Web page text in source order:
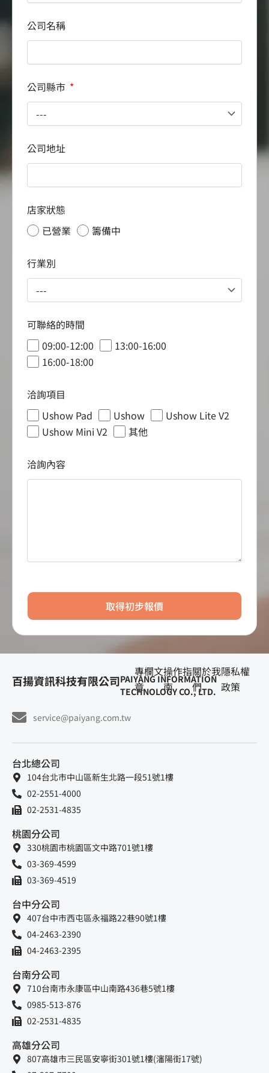
公司名稱
公司縣市
公司地址
店家狀態
已營業
籌備中
行業別
可聯絡的時間
09:00-12:00
13:00-16:00
16:00-18:00
洽詢項目
Ushow Pad
Ushow
Ushow Lite V2
Ushow Mini V2
其他
洽詢內容
取得初步報價
百揚資訊科技有限公司PAIYANG INFORMATION
TECHNOLOGY CO., LTD.
專欄文
章
操作指
南
關於我
們
隱私權
政策
service@paiyang.com.tw
台北總公司
104台北市中山區新生北路一段51號1樓
02-2551-4000
02-2531-4835
桃園分公司
330桃園市桃園區文中路701號1樓
03-369-4599
03-369-4519
台中分公司
407台中市西屯區永福路22巷90號1樓
04-2463-2390
04-2463-2395
台南分公司
710台南市永康區中山南路436巷5號1樓
0985-513-876
02-2531-4835
高雄分公司
807高雄市三民區安寧街301號1樓(瀋陽街17號)